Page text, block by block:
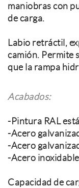
maniobras con
de carga.
Labio retráctil,
camión. Permite
que la rampa
Acabados:
-Pintura RAL
-Acero
-Acero
-Acero
Capacidad de